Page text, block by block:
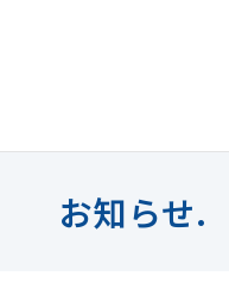
お知らせ.